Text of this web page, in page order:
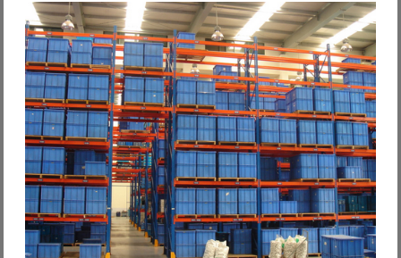
Forgot your password?
Forgot your username?